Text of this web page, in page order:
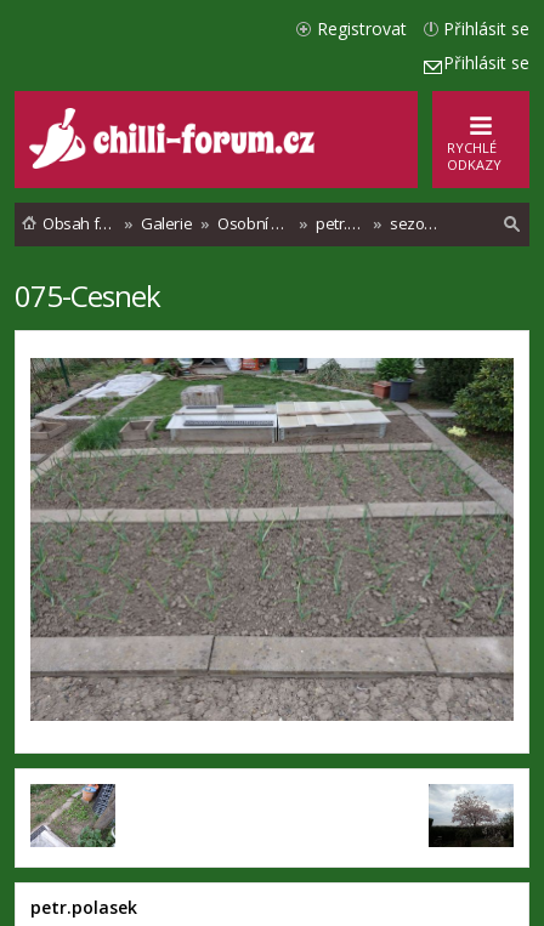
Přihlásit se
Přihlásit se
Registrovat
RYCHLÉ
ODKAZY
Obsah fóra Galerie Osobní alba petr.polasek sezona 2019
e
075-Cesnek
petr.polasek